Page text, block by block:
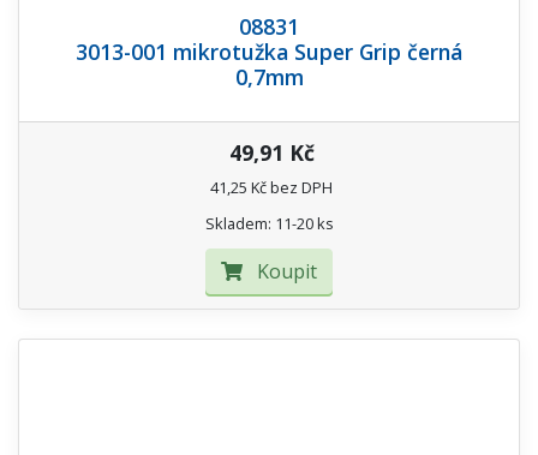
08831
3013-001 mikrotužka Super Grip černá
0,7mm
49,91 Kč
41,25 Kč bez DPH
Skladem: 11-20 ks
Koupit